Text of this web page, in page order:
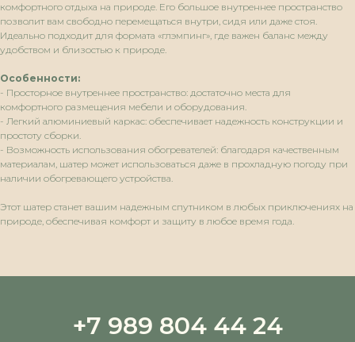
комфортного отдыха на природе. Его большое внутреннее пространство
позволит вам свободно перемещаться внутри, сидя или даже стоя.
Идеально подходит для формата «глэмпинг», где важен баланс между
удобством и близостью к природе.
Особенности:
- Просторное внутреннее пространство: достаточно места для
комфортного размещения мебели и оборудования.
- Легкий алюминиевый каркас: обеспечивает надежность конструкции и
простоту сборки.
- Возможность использования обогревателей: благодаря качественным
материалам, шатер может использоваться даже в прохладную погоду при
наличии обогревающего устройства.
Этот шатер станет вашим надежным спутником в любых приключениях на
природе, обеспечивая комфорт и защиту в любое время года.
+7 989 804 44 24